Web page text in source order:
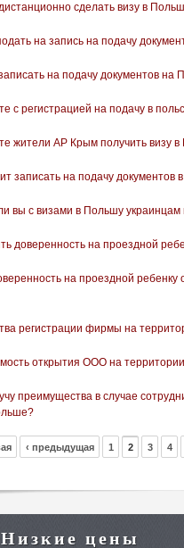
сделать визу в
на запись на подачу
на подачу документов на
с регистрацией на подачу в
жители АР Крым получить визу
записать на подачу документов
вы с визами в Польшу украинцам
доверенность на проездной
на проездной ребенку
регистрации фирмы на
открытия ООО на
преимущества в случае
‹ предыдущая 1 2 3 4
Низкие цены